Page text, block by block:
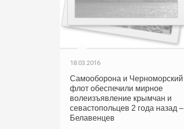
18.03.2016
Самооборона и Черноморский
флот обеспечили мирное
волеизъявление крымчан и
севастопольцев 2 года назад –
Белавенцев